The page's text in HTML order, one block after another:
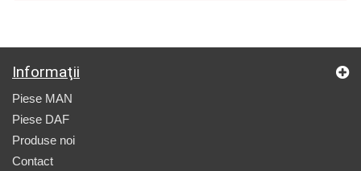
Informaţii
Piese MAN
Piese DAF
Produse noi
Contact